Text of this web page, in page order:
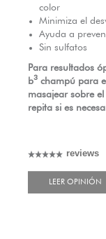
color
Minimiza el
Ayuda a
Sin sulfatos
Para resultados
b3 champú para
masajear sobre
repita si es
reviews
LEER OPINIÓN